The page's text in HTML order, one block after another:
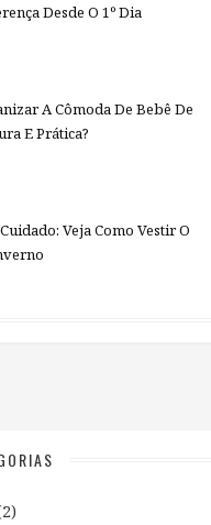
Desde O 1º Dia
A Cômoda De Bebê De
E Prática?
Veja Como Vestir O